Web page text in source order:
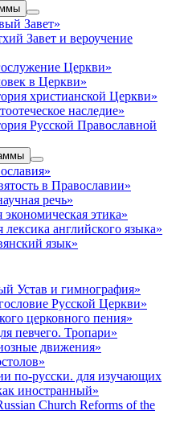
Завет»
Завет и вероучение
Церкви»
в Церкви»
христианской Церкви»
наследие»
Русской Православной
в Православии»
речь»
экономическая этика»
лексика английского языка»
язык»
Устав и гимнография»
Русской Церкви»
церковного пения»
певчего. Тропари»
движения»
по-русски. для изучающих
иностранный»
Church Reforms of the